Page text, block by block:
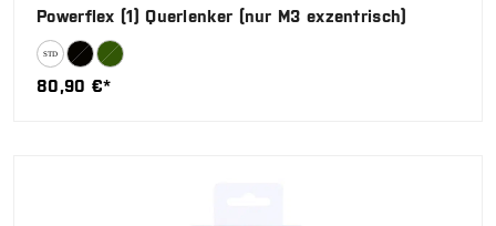
Powerflex (1) Querlenker (nur M3 exzentrisch)
80,90 €*